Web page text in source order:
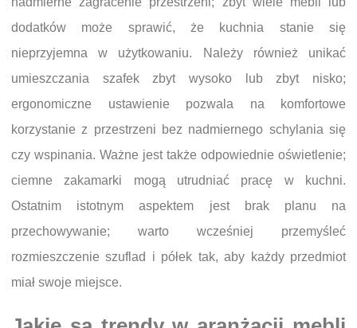
dodatków może sprawić, że kuchnia stanie się
nieprzyjemna w użytkowaniu. Należy również unikać
umieszczania szafek zbyt wysoko lub zbyt nisko;
ergonomiczne ustawienie pozwala na komfortowe
korzystanie z przestrzeni bez nadmiernego schylania się
czy wspinania. Ważne jest także odpowiednie oświetlenie;
ciemne zakamarki mogą utrudniać pracę w kuchni.
Ostatnim istotnym aspektem jest brak planu na
przechowywanie; warto wcześniej przemyśleć
rozmieszczenie szuflad i półek tak, aby każdy przedmiot
miał swoje miejsce.